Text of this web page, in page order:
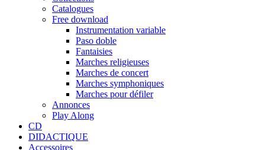
Catalogues
Free download
Instrumentation variable
Paso doble
Fantaisies
Marches religieuses
Marches de concert
Marches symphoniques
Marches pour défiler
Annonces
Play Along
CD
DIDACTIQUE
Accessoires